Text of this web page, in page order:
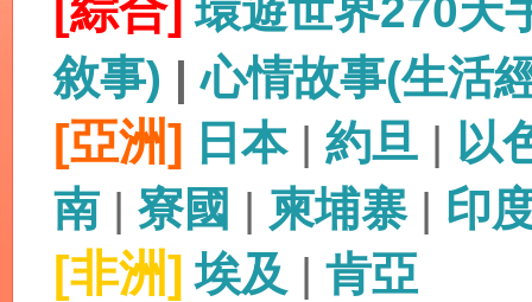
環遊世界270天
敘事) |心情故事(生活
[亞洲] 日本| 約旦 | 以
南 | 寮國 | 柬埔寨| 印
[非洲] 埃及 | 肯亞